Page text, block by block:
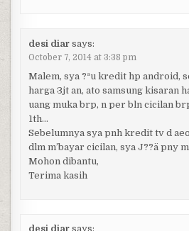
desi diar says:
October 7, 2014 at 3:38 pm
Malem, sya ?ªu kredit hp android,
harga 3jt an, ato samsung kisaran
uang muka brp, n per bln cicilan
1th…
Sebelumnya sya pnh kredit tv d
dlm m’bayar cicilan, sya J??ä pny
Mohon dibantu,
Terima kasih
desi diar says: